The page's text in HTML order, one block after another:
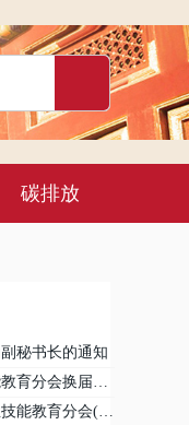
碳排放
秘书长的通知
【换届工作】关于成立职业技能教育分会换届工作领导小组的通知
【入会邀请】关于邀请加入职业技能教育分会(理事)的函